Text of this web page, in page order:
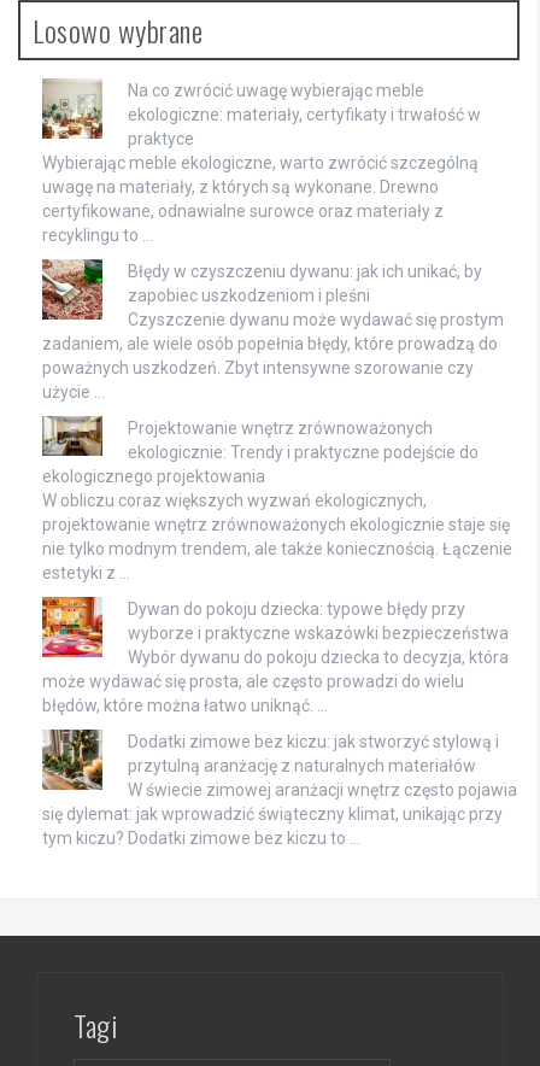
Losowo wybrane
Na co zwrócić uwagę wybierając meble
ekologiczne: materiały, certyfikaty i trwałość w
praktyce
Wybierając meble ekologiczne, warto zwrócić szczególną
uwagę na materiały, z których są wykonane. Drewno
certyfikowane, odnawialne surowce oraz materiały z
recyklingu to …
Błędy w czyszczeniu dywanu: jak ich unikać, by
zapobiec uszkodzeniom i pleśni
Czyszczenie dywanu może wydawać się prostym
zadaniem, ale wiele osób popełnia błędy, które prowadzą do
poważnych uszkodzeń. Zbyt intensywne szorowanie czy
użycie …
Projektowanie wnętrz zrównoważonych
ekologicznie: Trendy i praktyczne podejście do
ekologicznego projektowania
W obliczu coraz większych wyzwań ekologicznych,
projektowanie wnętrz zrównoważonych ekologicznie staje się
nie tylko modnym trendem, ale także koniecznością. Łączenie
estetyki z …
Dywan do pokoju dziecka: typowe błędy przy
wyborze i praktyczne wskazówki bezpieczeństwa
Wybór dywanu do pokoju dziecka to decyzja, która
może wydawać się prosta, ale często prowadzi do wielu
błędów, które można łatwo uniknąć. …
Dodatki zimowe bez kiczu: jak stworzyć stylową i
przytulną aranżację z naturalnych materiałów
W świecie zimowej aranżacji wnętrz często pojawia
się dylemat: jak wprowadzić świąteczny klimat, unikając przy
tym kiczu? Dodatki zimowe bez kiczu to …
Tagi